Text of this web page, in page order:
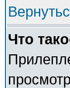
Что